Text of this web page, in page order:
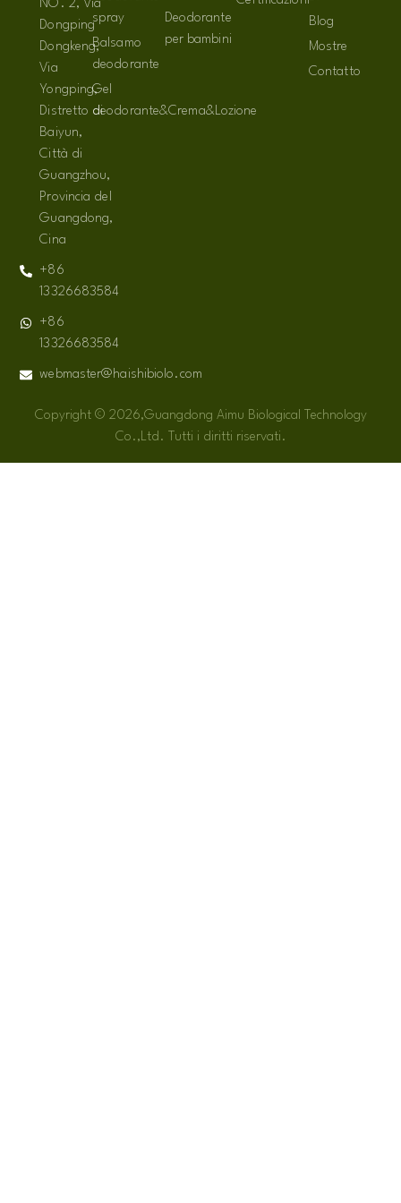
NO. 2, Via
Dongping
Dongkeng,
Via
Yongping,
Distretto di
Baiyun,
Città di
Guangzhou,
Provincia del
Guangdong,
Cina
+86
13326683584
+86
13326683584
webmaster@haishibiolo.com
spray
Balsamo
deodorante
Gel
deodorante&Crema&Lozione
Deodorante
per bambini
Blog
Mostre
Contatto
Copyright © 2026,Guangdong Aimu Biological Technology
Co.,Ltd. Tutti i diritti riservati.